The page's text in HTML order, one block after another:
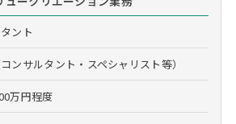
ント
ンサルタント・スペシャリスト等）
万円程度